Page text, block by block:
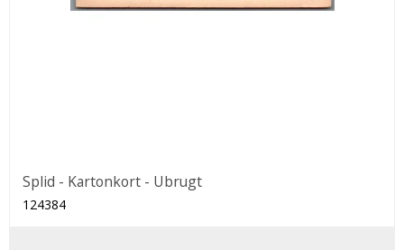
Splid - Kartonkort - Ubrugt
124384